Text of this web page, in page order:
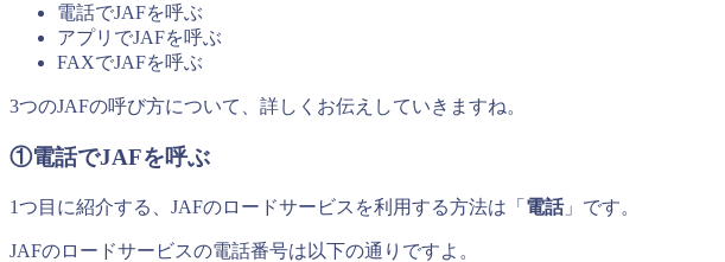
電話でJAFを呼ぶ
アプリでJAFを呼ぶ
FAXでJAFを呼ぶ
3つのJAFの呼び方について、詳しくお伝えしていきますね。
①電話でJAFを呼ぶ
1つ目に紹介する、JAFのロードサービスを利用する方法は「 電話」です。
JAFのロードサービスの電話番号は以下の通りですよ。